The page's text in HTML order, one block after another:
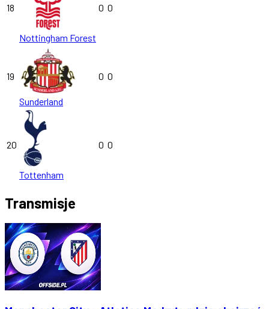
18
Nottingham Forest
0 0
19
Sunderland
0 0
20
Tottenham
0 0
Transmisje